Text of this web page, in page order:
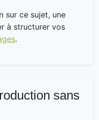
sur ce sujet, une
à structurer vos
.
sans